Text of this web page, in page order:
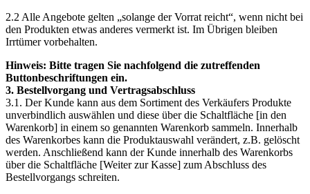
2.2 Alle Angebote gelten „solange der Vorrat reicht“, wenn nicht bei
den Produkten etwas anderes vermerkt ist. Im Übrigen bleiben
Irrtümer vorbehalten.
Hinweis: Bitte tragen Sie nachfolgend die zutreffenden
Buttonbeschriftungen ein.
3. Bestellvorgang und Vertragsabschluss
3.1. Der Kunde kann aus dem Sortiment des Verkäufers Produkte
unverbindlich auswählen und diese über die Schaltfläche [in den
Warenkorb] in einem so genannten Warenkorb sammeln. Innerhalb
des Warenkorbes kann die Produktauswahl verändert, z.B. gelöscht
werden. Anschließend kann der Kunde innerhalb des Warenkorbs
über die Schaltfläche [Weiter zur Kasse] zum Abschluss des
Bestellvorgangs schreiten.